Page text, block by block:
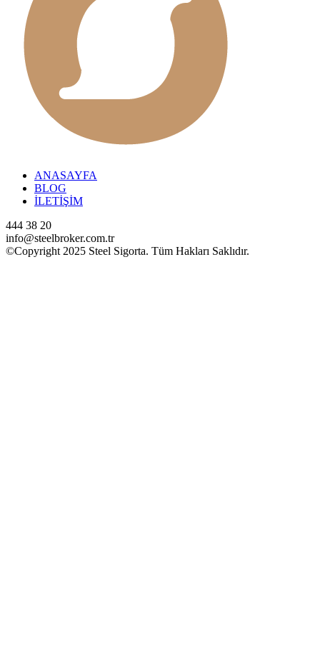
ANASAYFA
BLOG
İLETİŞİM
444 38 20
info@steelbroker.com.tr
©Copyright 2025 Steel Sigorta. Tüm Hakları Saklıdır.